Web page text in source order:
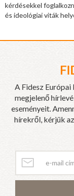
kérdésekkel
és ideológiai viták
A Fidesz
megjelenő
eseményeit.
hírekről, kérjük